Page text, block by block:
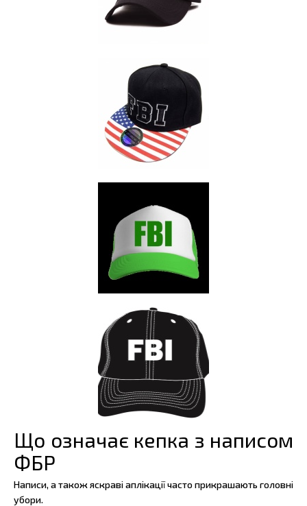
Що означає кепка з написом
ФБР
Написи, а також яскраві аплікації часто прикрашають головні
убори.